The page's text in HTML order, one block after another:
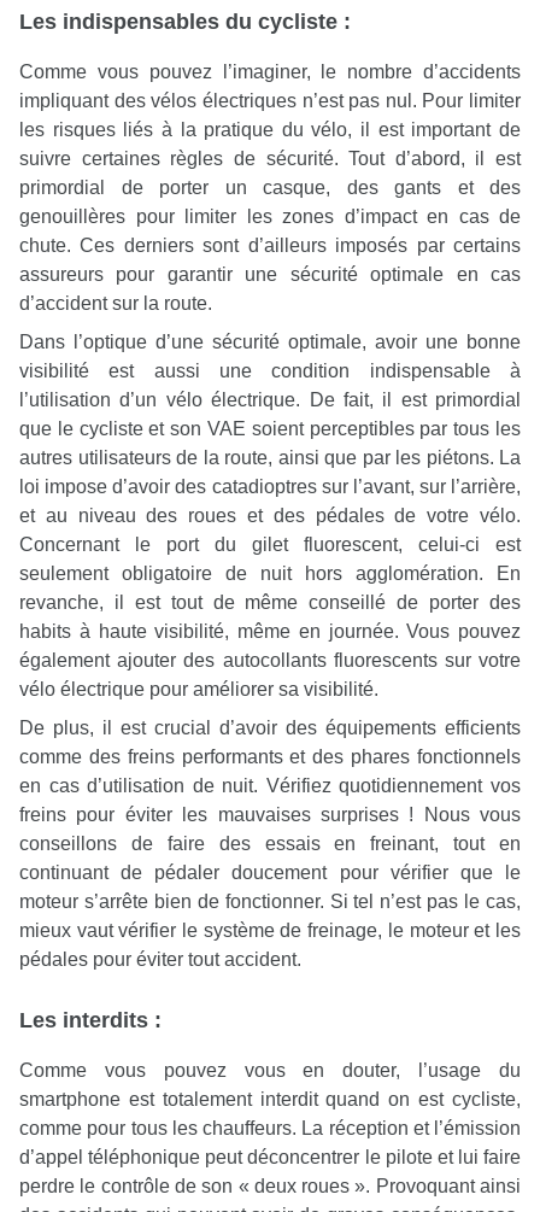
Les indispensables du cycliste :
Comme vous pouvez l’imaginer, le nombre d’accidents
impliquant des vélos électriques n’est pas nul. Pour limiter
les risques liés à la pratique du vélo, il est important de
suivre certaines règles de sécurité. Tout d’abord, il est
primordial de porter un casque, des gants et des
genouillères pour limiter les zones d’impact en cas de
chute. Ces derniers sont d’ailleurs imposés par certains
assureurs pour garantir une sécurité optimale en cas
d’accident sur la route.
Dans l’optique d’une sécurité optimale, avoir une bonne
visibilité est aussi une condition indispensable à
l’utilisation d’un vélo électrique. De fait, il est primordial
que le cycliste et son VAE soient perceptibles par tous les
autres utilisateurs de la route, ainsi que par les piétons. La
loi impose d’avoir des catadioptres sur l’avant, sur l’arrière,
et au niveau des roues et des pédales de votre vélo.
Concernant le port du gilet fluorescent, celui-ci est
seulement obligatoire de nuit hors agglomération. En
revanche, il est tout de même conseillé de porter des
habits à haute visibilité, même en journée. Vous pouvez
également ajouter des autocollants fluorescents sur votre
vélo électrique pour améliorer sa visibilité.
De plus, il est crucial d’avoir des équipements efficients
comme des freins performants et des phares fonctionnels
en cas d’utilisation de nuit. Vérifiez quotidiennement vos
freins pour éviter les mauvaises surprises ! Nous vous
conseillons de faire des essais en freinant, tout en
continuant de pédaler doucement pour vérifier que le
moteur s’arrête bien de fonctionner. Si tel n’est pas le cas,
mieux vaut vérifier le système de freinage, le moteur et les
pédales pour éviter tout accident.
Les interdits :
Comme vous pouvez vous en douter, l’usage du
smartphone est totalement interdit quand on est cycliste,
comme pour tous les chauffeurs. La réception et l’émission
d’appel téléphonique peut déconcentrer le pilote et lui faire
perdre le contrôle de son « deux roues ». Provoquant ainsi